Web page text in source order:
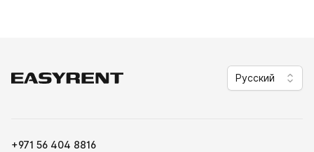
Easy Rent Русский
+971 56 404 8816